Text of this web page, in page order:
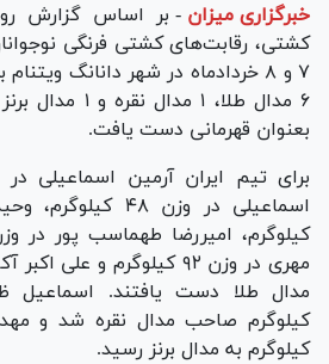
خبرگزاری میزان - بر اساس گزارش
کشتی، رقابت‌های کشتی فرنگی
۷ و ۸ خردادماه در شهر دانانگ
بعنوان قهرمانی دست یافت.
کیلوگرم به مدال برنز رسید.